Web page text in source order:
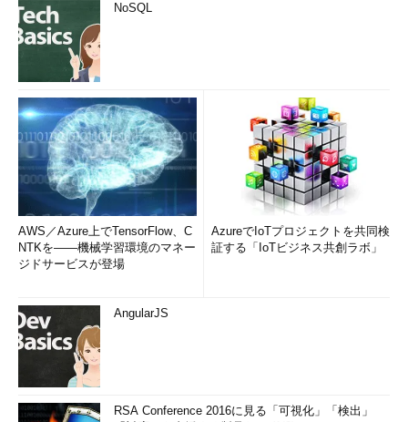
NoSQL
AWS／Azure上でTensorFlow、C
NTKを――機械学習環境のマネー
ジドサービスが登場
AzureでIoTプロジェクトを共同検
証する「IoTビジネス共創ラボ」
AngularJS
RSA Conference 2016に見る「可視化」「検出」